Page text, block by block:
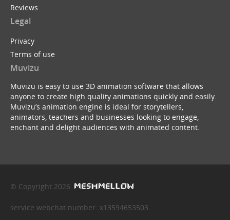
Reviews
Legal
Privacy
Terms of use
Muvizu
Muvizu is easy to use 3D animation software that allows
anyone to create high quality animations quickly and easily.
Muvizu’s animation engine is ideal for storytellers,
animators, teachers and businesses looking to engage,
enchant and delight audiences with animated content.
© Copyright 2026
service webchat number: x13594653503